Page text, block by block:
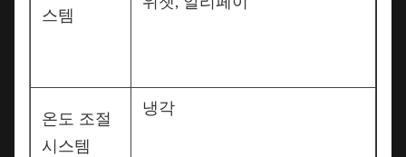
스템
온도 조절
시스템
냉각